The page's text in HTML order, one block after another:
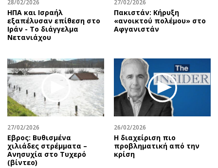
28/02/2026
ΗΠΑ και Ισραήλ
εξαπέλυσαν επίθεση στο
Ιράν - Το διάγγελμα
Νετανιάχου
27/02/2026
Πακιστάν: Κήρυξη
«ανοικτού πολέμου» στο
Αφγανιστάν
27/02/2026
Εβρος: Βυθισμένα
χιλιάδες στρέμματα –
Ανησυχία στο Τυχερό
(βίντεο)
26/02/2026
Η διαχείριση πιο
προβληματική από την
κρίση